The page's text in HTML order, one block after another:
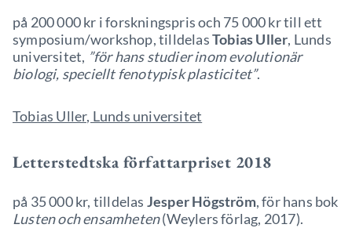
på 200 000 kr i forskningspris och 75 000 kr till ett
symposium/workshop, tilldelasTobias Uller, Lunds
universitet, ”för hans studier inom evolutionär
biologi, speciellt fenotypisk plasticitet”.
Tobias Uller, Lunds universitet
Letterstedtska författarpriset 2018
på 35 000 kr, tilldelas Jesper Högström, för hans bok
Lusten och ensamheten(Weylers förlag, 2017).